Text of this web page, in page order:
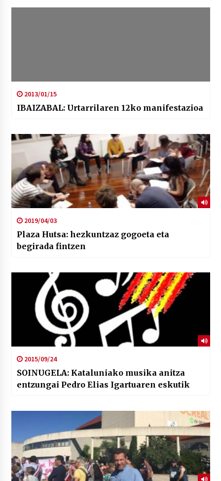
2013/01/15
IBAIZABAL: Urtarrilaren 12ko manifestazioa
2019/04/03
Plaza Hutsa: hezkuntzaz gogoeta eta
begirada fintzen
2015/09/24
SOINUGELA: Kataluniako musika anitza
entzungai Pedro Elias Igartuaren eskutik